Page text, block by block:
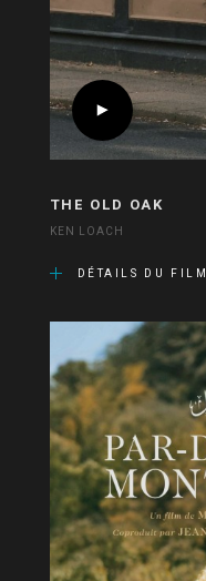
THE OLD OAK
KEN LOACH
DÉTAILS DU FILM